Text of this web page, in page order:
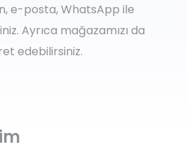
e-posta, WhatsApp ile
Ayrıca mağazamızı da
edebilirsiniz.